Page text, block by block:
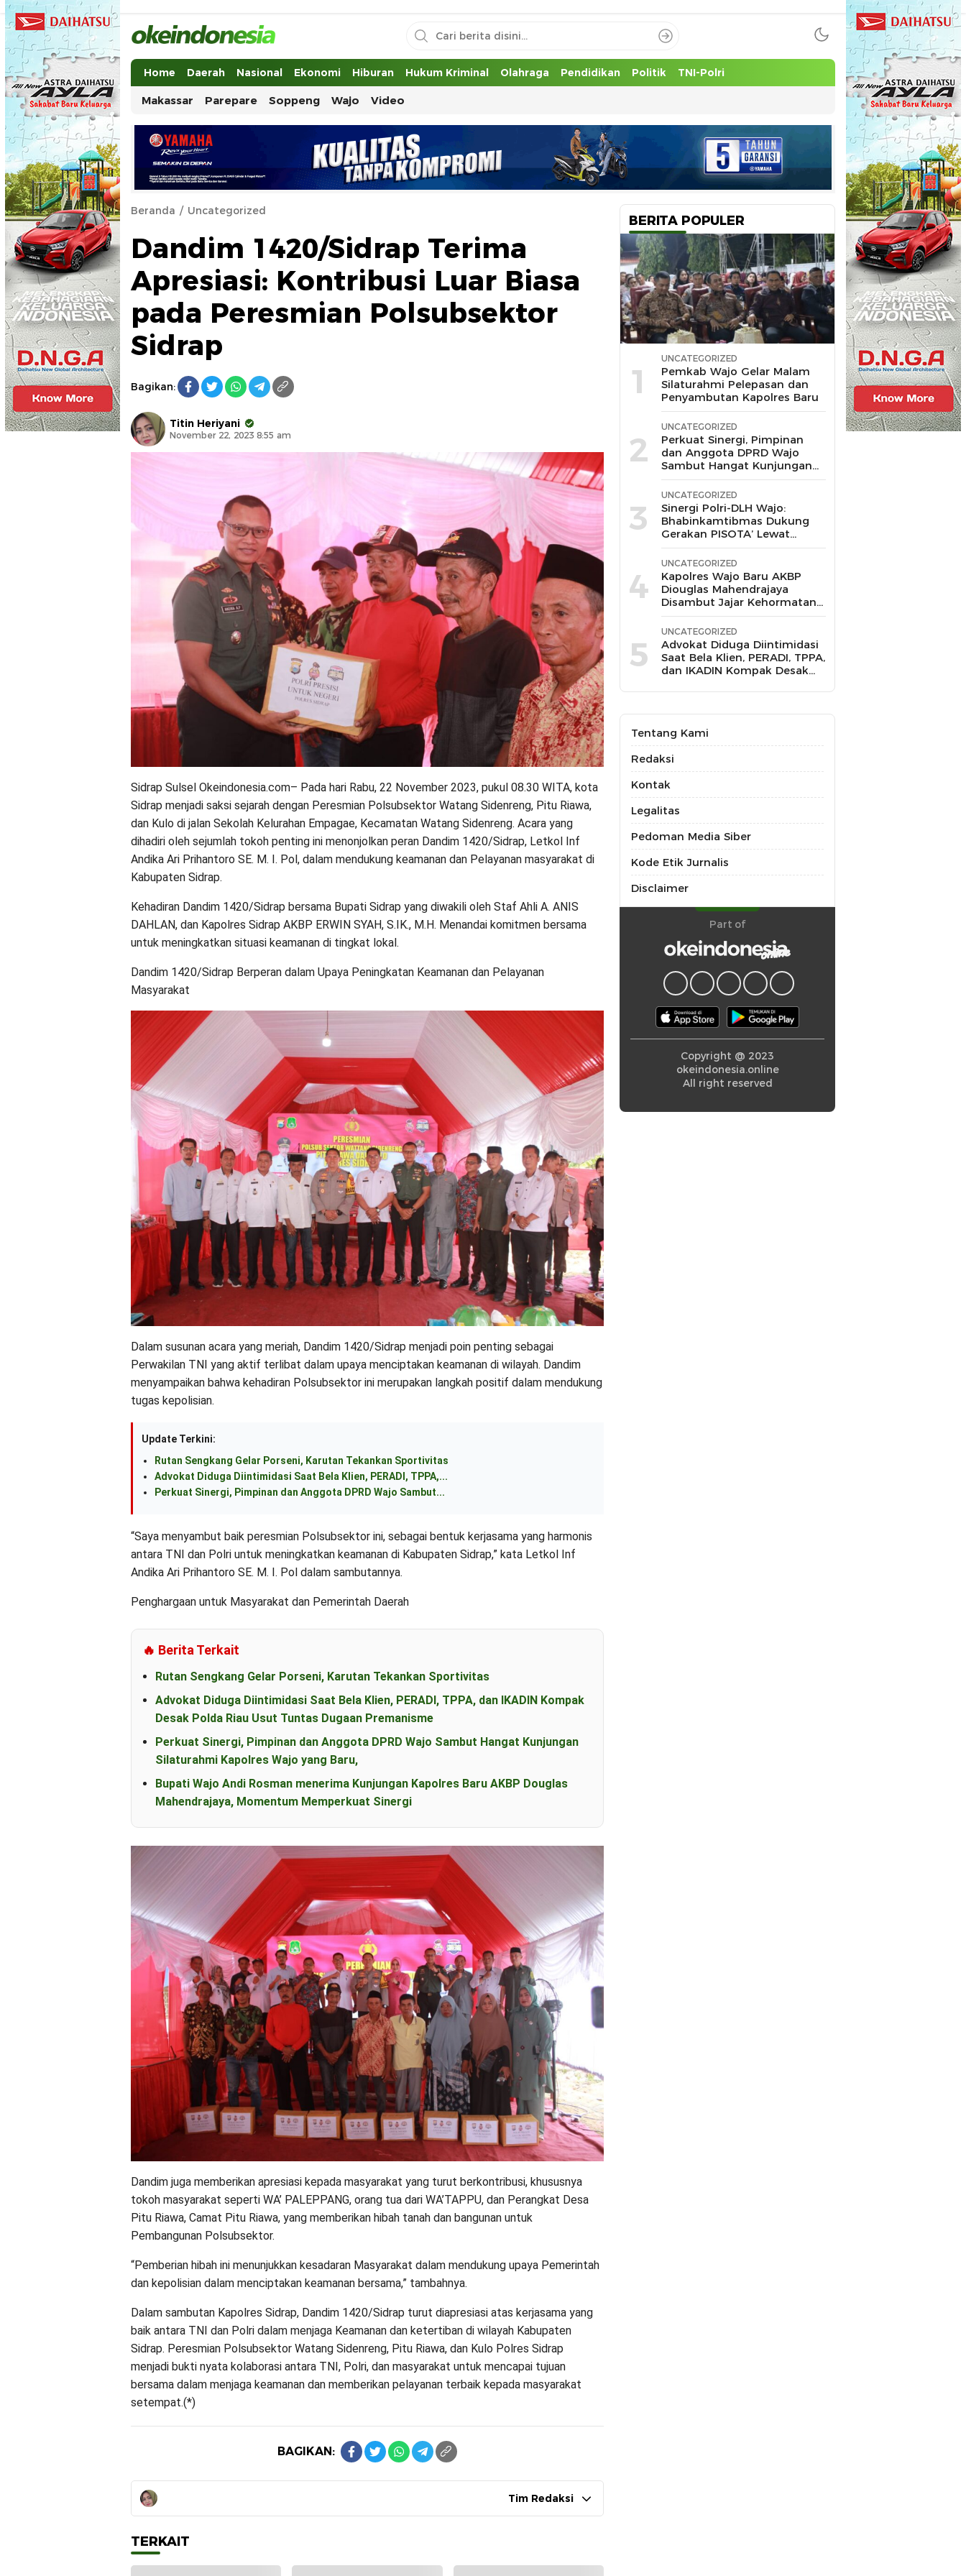
Okeindonesia.Online
Mengonlinekan Indonesia Secara Utuh
Home Daerah Nasional Ekonomi Hiburan Hukum Kriminal Olahraga Pendidikan Politik TNI-Polri
Makassar Parepare Soppeng Wajo Video
Beranda Uncategorized
Dandim 1420/Sidrap Terima
Apresiasi: Kontribusi Luar Biasa
pada Peresmian Polsubsektor
Sidrap
Bagikan:
Titin Heriyani
November 22, 2023 8:55 am
Sidrap Sulsel Okeindonesia.com– Pada hari Rabu, 22 November 2023, pukul 08.30 WITA, kota
Sidrap menjadi saksi sejarah dengan Peresmian Polsubsektor Watang Sidenreng, Pitu Riawa,
dan Kulo di jalan Sekolah Kelurahan Empagae, Kecamatan Watang Sidenreng. Acara yang
dihadiri oleh sejumlah tokoh penting ini menonjolkan peran Dandim 1420/Sidrap, Letkol Inf
Andika Ari Prihantoro SE. M. I. Pol, dalam mendukung keamanan dan Pelayanan masyarakat di
Kabupaten Sidrap.
Kehadiran Dandim 1420/Sidrap bersama Bupati Sidrap yang diwakili oleh Staf Ahli A. ANIS
DAHLAN, dan Kapolres Sidrap AKBP ERWIN SYAH, S.IK., M.H. Menandai komitmen bersama
untuk meningkatkan situasi keamanan di tingkat lokal.
Dandim 1420/Sidrap Berperan dalam Upaya Peningkatan Keamanan dan Pelayanan
Masyarakat
Dalam susunan acara yang meriah, Dandim 1420/Sidrap menjadi poin penting sebagai
Perwakilan TNI yang aktif terlibat dalam upaya menciptakan keamanan di wilayah. Dandim
menyampaikan bahwa kehadiran Polsubsektor ini merupakan langkah positif dalam mendukung
tugas kepolisian.
Update Terkini:
Rutan Sengkang Gelar Porseni, Karutan Tekankan Sportivitas
Advokat Diduga Diintimidasi Saat Bela Klien, PERADI, TPPA,...
Perkuat Sinergi, Pimpinan dan Anggota DPRD Wajo Sambut...
“Saya menyambut baik peresmian Polsubsektor ini, sebagai bentuk kerjasama yang harmonis
antara TNI dan Polri untuk meningkatkan keamanan di Kabupaten Sidrap,” kata Letkol Inf
Andika Ari Prihantoro SE. M. I. Pol dalam sambutannya.
Penghargaan untuk Masyarakat dan Pemerintah Daerah
🔥 Berita Terkait
Rutan Sengkang Gelar Porseni, Karutan Tekankan Sportivitas
Advokat Diduga Diintimidasi Saat Bela Klien, PERADI, TPPA, dan IKADIN Kompak
Desak Polda Riau Usut Tuntas Dugaan Premanisme
Perkuat Sinergi, Pimpinan dan Anggota DPRD Wajo Sambut Hangat Kunjungan
Silaturahmi Kapolres Wajo yang Baru,
Bupati Wajo Andi Rosman menerima Kunjungan Kapolres Baru AKBP Douglas
Mahendrajaya, Momentum Memperkuat Sinergi
Dandim juga memberikan apresiasi kepada masyarakat yang turut berkontribusi, khususnya
tokoh masyarakat seperti WA’ PALEPPANG, orang tua dari WA’TAPPU, dan Perangkat Desa
Pitu Riawa, Camat Pitu Riawa, yang memberikan hibah tanah dan bangunan untuk
Pembangunan Polsubsektor.
“Pemberian hibah ini menunjukkan kesadaran Masyarakat dalam mendukung upaya Pemerintah
dan kepolisian dalam menciptakan keamanan bersama,” tambahnya.
Dalam sambutan Kapolres Sidrap, Dandim 1420/Sidrap turut diapresiasi atas kerjasama yang
baik antara TNI dan Polri dalam menjaga Keamanan dan ketertiban di wilayah Kabupaten
Sidrap. Peresmian Polsubsektor Watang Sidenreng, Pitu Riawa, dan Kulo Polres Sidrap
menjadi bukti nyata kolaborasi antara TNI, Polri, dan masyarakat untuk mencapai tujuan
bersama dalam menjaga keamanan dan memberikan pelayanan terbaik kepada masyarakat
setempat.(*)
BAGIKAN:
Tim Redaksi
TERKAIT
BERITA POPULER
1
UNCATEGORIZED
Pemkab Wajo Gelar Malam
Silaturahmi Pelepasan dan
Penyambutan Kapolres Baru
2
UNCATEGORIZED
Perkuat Sinergi, Pimpinan
dan Anggota DPRD Wajo
Sambut Hangat Kunjungan
Silaturahmi Kapolres Wajo
yang Baru,
3
UNCATEGORIZED
Sinergi Polri-DLH Wajo:
Bhabinkamtibmas Dukung
Gerakan PISOTA’ Lewat
Motor Sampah
4
UNCATEGORIZED
Kapolres Wajo Baru AKBP
Diouglas Mahendrajaya
Disambut Jajar Kehormatan
dan Tari Padduppa
5
UNCATEGORIZED
Advokat Diduga Diintimidasi
Saat Bela Klien, PERADI, TPPA,
dan IKADIN Kompak Desak
Dugaan Premanisme
Tentang Kami
Redaksi
Kontak
Legalitas
Pedoman Media Siber
Kode Etik Jurnalis
Disclaimer
Part of
Copyright @ 2023
okeindonesia.online
All right reserved